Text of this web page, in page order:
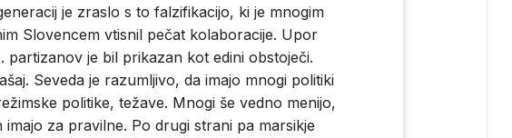
je zraslo s to falzifikacijo, ki je mnogim
Slovencem vtisnil pečat kolaboracije. Upor
je bil prikazan kot edini obstoječi.
Seveda je razumljivo, da imajo mnogi politiki
politike, težave. Mnogi še vedno menijo,
za pravilne. Po drugi strani pa marsikje